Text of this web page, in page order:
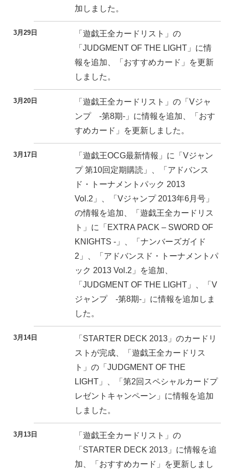
加しました。
3月29日
「遊戯王全カードリスト」の
「JUDGMENT OF THE LIGHT」に情
報を追加、「おすすめカード」を更新
しました。
3月20日
「遊戯王全カードリスト」の「Vジャ
ンプ -第8期-」に情報を追加、「おす
すめカード」を更新しました。
3月17日
「遊戯王OCG最新情報」に「Vジャン
プ 第10回定期購読」、「アドバンス
ド・トーナメントパック 2013
Vol.2」、「Vジャンプ 2013年6月号」
の情報を追加、「遊戯王全カードリス
ト」に「EXTRA PACK – SWORD OF
KNIGHTS -」、「ナンバーズガイド
2」、「アドバンスド・トーナメントパ
ック 2013 Vol.2」を追加、
「JUDGMENT OF THE LIGHT」、「V
ジャンプ -第8期-」に情報を追加しま
した。
3月14日
「STARTER DECK 2013」のカードリ
ストが完成、「遊戯王全カードリス
ト」の「JUDGMENT OF THE
LIGHT」、「第2回スペシャルカードプ
レゼントキャンペーン」に情報を追加
しました。
3月13日
「遊戯王全カードリスト」の
「STARTER DECK 2013」に情報を追
加、「おすすめカード」を更新しまし